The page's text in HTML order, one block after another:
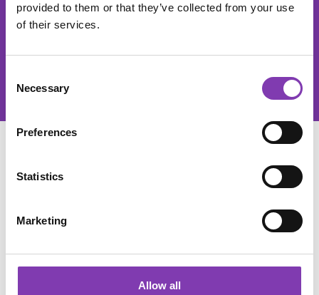
provided to them or that they’ve collected from your use
of their services.
Selection
Necessary
Preferences
Statistics
Marketing
Allow all
Diese Seite ist durch reCAPTCHA geschützt und es gelten die
Datenschutz
zur Kenntnis genommen und
dieAGBgelesen und bin mit ihnen einverstanden.